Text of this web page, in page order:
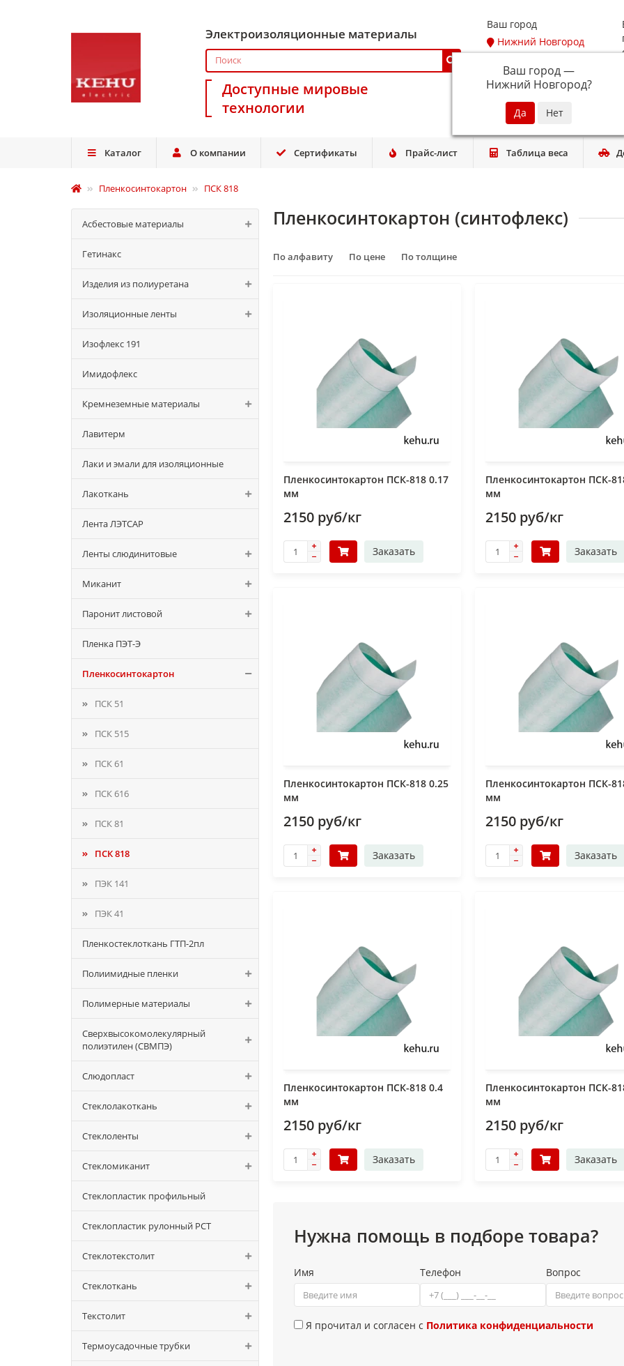
Электроизоляционные материалы
Доступные мировые
технологии
Ваш город
Нижний Новгород
Ваш город —
Нижний Новгород?
Каталог О компании Сертификаты Прайс-лист Таблица веса
Пленкосинтокартон ПСК 818
Асбестовые материалы
Гетинакс
Изделия из полиуретана
Изоляционные ленты
Изофлекс 191
Имидофлекс
Кремнеземные материалы
Лавитерм
Лаки и эмали для изоляционные
Лакоткань
Лента ЛЭТСАР
Ленты слюдинитовые
Миканит
Паронит листовой
Пленка ПЭТ-Э
Пленкосинтокартон
ПСК 51
ПСК 515
ПСК 61
ПСК 616
ПСК 81
ПСК 818
ПЭК 141
ПЭК 41
Пленкостеклоткань ГТП-2пл
Полиимидные пленки
Полимерные материалы
Сверхвысокомолекулярный
полиэтилен (СВМПЭ)
Слюдопласт
Стеклолакоткань
Стеклоленты
Стекломиканит
Стеклопластик профильный
Стеклопластик рулонный РСТ
Стеклотекстолит
Стеклоткань
Текстолит
Термоусадочные трубки
Пленкосинтокартон (синтофлекс)
По алфавиту По цене По толщине
Пленкосинтокартон ПСК-818 0.17
мм
2150 руб/кг
Заказать
Пленкосинтокартон ПСК-
мм
2150 руб/кг
Заказать
Пленкосинтокартон ПСК-818 0.25
мм
2150 руб/кг
Заказать
Пленкосинтокартон ПСК-
мм
2150 руб/кг
Заказать
Пленкосинтокартон ПСК-818 0.4
мм
2150 руб/кг
Заказать
Пленкосинтокартон ПСК-
мм
2150 руб/кг
Заказать
Нужна помощь в подборе товара?
Имя Телефон Вопрос
Я прочитал и согласен с Политика конфиденциальности